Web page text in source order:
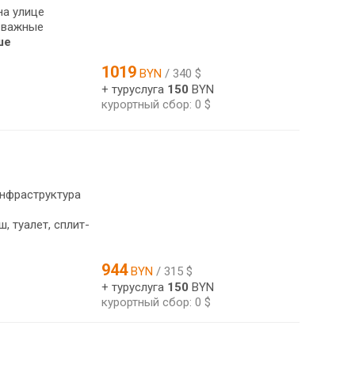
улице
важные
1019 BYN / 340 $
+ туруслуга 150 BYN
курортный сбор: 0 $
туалет, сплит-
944BYN / 315 $
+ туруслуга 150 BYN
курортный сбор: 0 $